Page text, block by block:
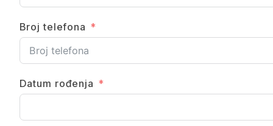
Broj telefona
Datum rođenja